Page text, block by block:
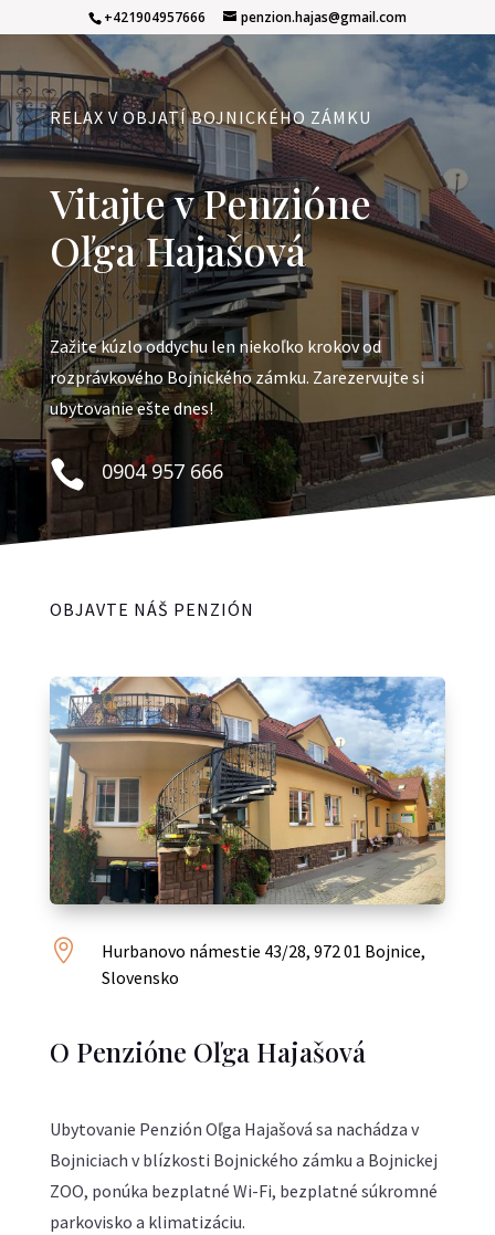
+421904957666 penzion.hajas@gmail.com
RELAX V OBJATÍ BOJNICKÉHO ZÁMKU
Vitajte v Penzióne
Oľga Hajašová
Zažite kúzlo oddychu len niekoľko krokov od
rozprávkového Bojnického zámku. Zarezervujte si
ubytovanie ešte dnes!
 0904 957 666
OBJAVTE NÁŠ PENZIÓN

Hurbanovo námestie 43/28, 972 01 Bojnice,
Slovensko
O Penzióne Oľga Hajašová
Ubytovanie Penzión Oľga Hajašová sa nachádza v
Bojniciach v blízkosti Bojnického zámku a Bojnickej
ZOO, ponúka bezplatné Wi-Fi, bezplatné súkromné
parkovisko a klimatizáciu.